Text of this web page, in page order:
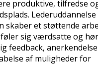
produktive, tilfredse
skaber et støttende
sig værdsatte og
feedback,
af muligheder for